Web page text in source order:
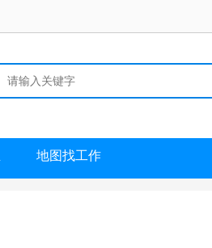
地图找工作